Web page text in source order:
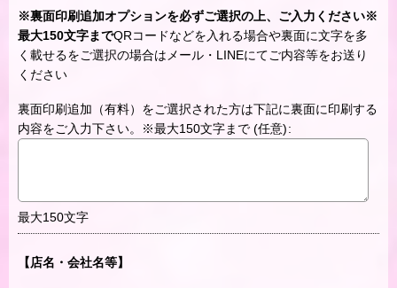
※裏面印刷追加オプションを必ずご選択の上、ご入力ください※
最大150文字までQRコードなどを入れる場合や裏面に文字を多
く載せるをご選択の場合はメール・LINEにてご内容等をお送り
ください
裏面印刷追加（有料）をご選択された方は下記に裏面に印刷する
内容をご入力下さい。※最大150文字まで (任意):
最大150文字
【店名・会社名等】